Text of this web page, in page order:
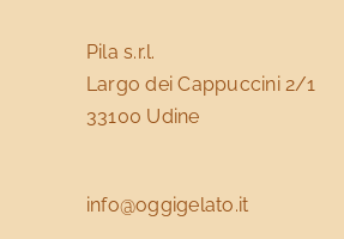
Pila s.r.l.
Largo dei Cappuccini 2/1
33100 Udine
info@oggigelato.it